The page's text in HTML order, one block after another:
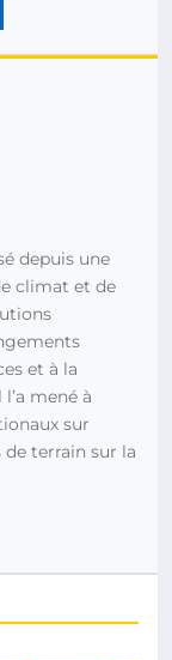
depuis une
climat et de
et à la
mené à
sur
de terrain sur la